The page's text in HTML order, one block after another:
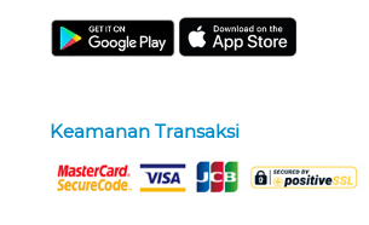
Keamanan Transaksi